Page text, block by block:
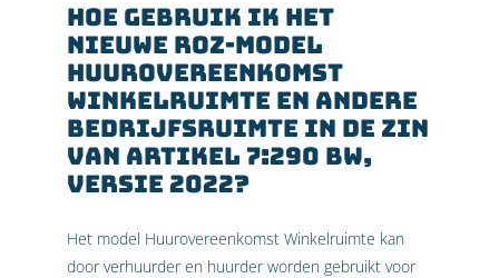
Hoe gebruik ik het
nieuwe ROZ-model
Huurovereenkomst
Winkelruimte en andere
bedrijfsruimte in de zin
van artikel 7:290 BW,
versie 2022?
Het model Huurovereenkomst Winkelruimte kan
door verhuurder en huurder worden gebruikt voor